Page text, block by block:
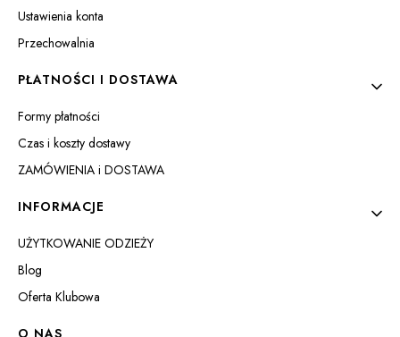
Ustawienia konta
Przechowalnia
PŁATNOŚCI I DOSTAWA
Formy płatności
Czas i koszty dostawy
ZAMÓWIENIA i DOSTAWA
INFORMACJE
UŻYTKOWANIE ODZIEŻY
Blog
Oferta Klubowa